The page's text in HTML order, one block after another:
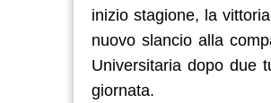
inizio stagione, la
nuovo slancio alla
Universitaria dopo due
giornata.